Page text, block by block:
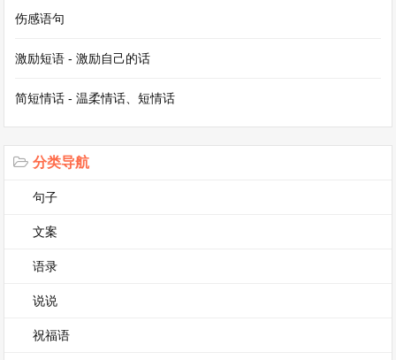
的享受，还让我感受到了大自然的神奇。
我的植物朋友作文三年级300字第5篇
我的植物朋友作文三年级300字
我有一位植物朋友，它就是向日葵。向日葵的茎又
它的叶子大大的，像一把把绿色的扇子。在阳光的
着一圈黄色的花瓣，就像一群忠诚的小卫士。
伤感语句
激励短语 - 激励自己的话
简短情话 - 温柔情话、短情话
分类导航
句子
文案
语录
说说
祝福语